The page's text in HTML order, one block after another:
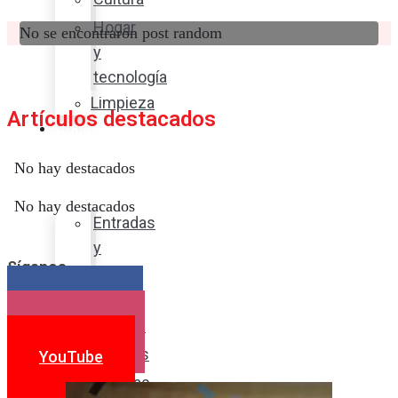
Hogar
y
tecnología
Limpieza
Cocina
sabor
Entradas
y
Postres
Bebidas
No se encontraron post random
Artículos destacados
No hay destacados
No hay destacados
Síganos
YouTube